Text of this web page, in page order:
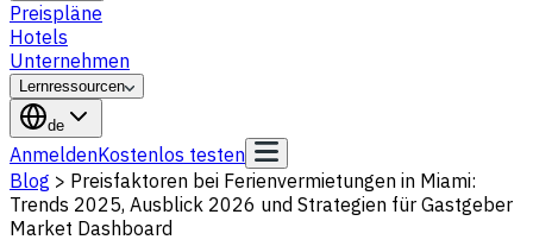
Preispläne
Hotels
Unternehmen
Lernressourcen
de
AnmeldenKostenlos testen
Blog > Preisfaktoren bei Ferienvermietungen in Miami:
Trends 2025, Ausblick 2026 und Strategien für Gastgeber
Market Dashboard